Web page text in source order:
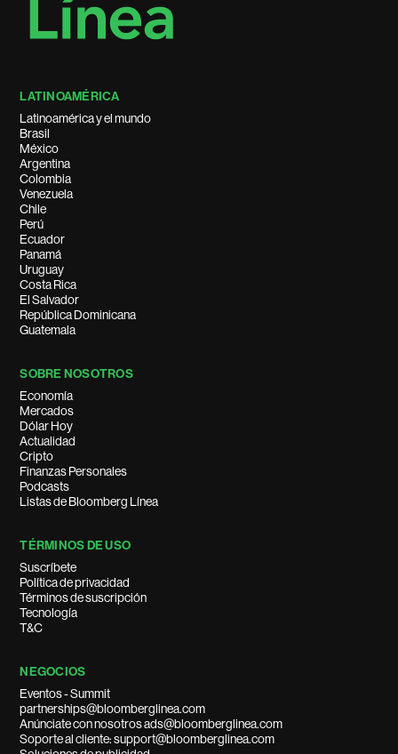
LATINOAMÉRICA
Latinoamérica y el mundo
Brasil
México
Argentina
Colombia
Venezuela
Chile
Perú
Ecuador
Panamá
Uruguay
Costa Rica
El Salvador
República Dominicana
Guatemala
SOBRE NOSOTROS
Economía
Mercados
Dólar Hoy
Actualidad
Cripto
Finanzas Personales
Podcasts
Listas de Bloomberg Línea
TÉRMINOS DE USO
Suscríbete
Política de privacidad
Términos de suscripción
Tecnología
T&C
NEGOCIOS
Eventos - Summit
partnerships@bloomberglinea.com
Anúnciate con nosotros ads@bloomberglinea.com
Soporte al cliente: support@bloomberglinea.com